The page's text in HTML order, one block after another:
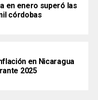
en enero superó las
córdobas
en Nicaragua
2025